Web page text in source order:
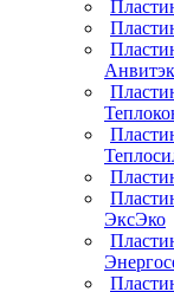
Анвитэк
ЭксЭко